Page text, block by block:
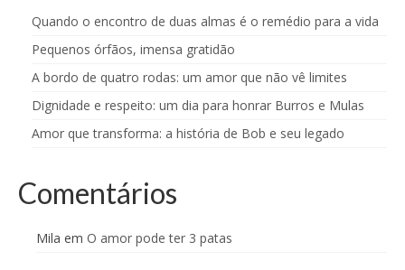
Quando o encontro de duas almas é o remédio para a vida
Pequenos órfãos, imensa gratidão
A bordo de quatro rodas: um amor que não vê limites
Dignidade e respeito: um dia para honrar Burros e Mulas
Amor que transforma: a história de Bob e seu legado
Comentários
Mila em O amor pode ter 3 patas